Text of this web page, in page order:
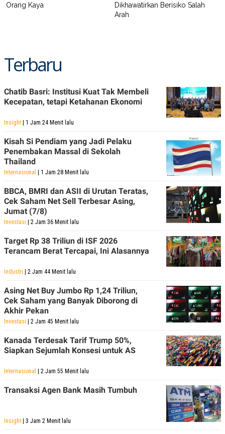
Orang Kaya
Dikhawatirkan Berisiko Salah
Arah
Terbaru
Chatib Basri: Institusi Kuat Tak Membeli
Kecepatan, tetapi Ketahanan Ekonomi
Insight | 1 Jam 24 Menit lalu
Kisah Si Pendiam yang Jadi Pelaku
Penembakan Massal di Sekolah
Thailand
Internasional | 1 Jam 28 Menit lalu
BBCA, BMRI dan ASII di Urutan Teratas,
Cek Saham Net Sell Terbesar Asing,
Jumat (7/8)
Investasi | 2 Jam 36 Menit lalu
Target Rp 38 Triliun di ISF 2026
Terancam Berat Tercapai, Ini Alasannya
Industri | 2 Jam 44 Menit lalu
Asing Net Buy Jumbo Rp 1,24 Triliun,
Cek Saham yang Banyak Diborong di
Akhir Pekan
Investasi | 2 Jam 45 Menit lalu
Kanada Terdesak Tarif Trump 50%,
Siapkan Sejumlah Konsesi untuk AS
Internasional | 2 Jam 55 Menit lalu
Transaksi Agen Bank Masih Tumbuh
Insight | 3 Jam 2 Menit lalu